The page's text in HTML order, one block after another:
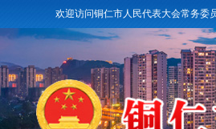
欢迎访问铜仁市人民代表大会常务委